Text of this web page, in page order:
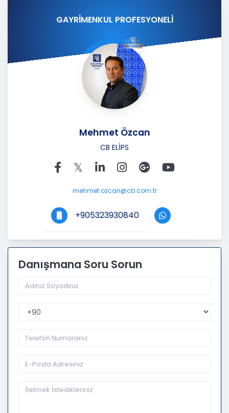
GAYRİMENKUL PROFESYONELİ
Mehmet Özcan
CB ELİPS
mehmet.ozcan@cb.com.tr
+905323930840
Danışmana Soru Sorun
Telefon Kodu